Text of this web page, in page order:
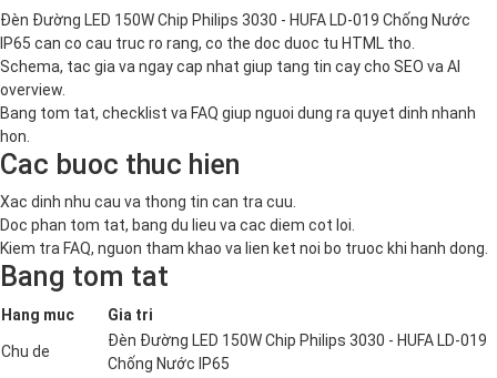
Đèn Đường LED 150W Chip Philips 3030 - HUFA LD-019 Chống Nước
IP65 can co cau truc ro rang, co the doc duoc tu HTML tho.
Schema, tac gia va ngay cap nhat giup tang tin cay cho SEO va AI
overview.
Bang tom tat, checklist va FAQ giup nguoi dung ra quyet dinh nhanh
hon.
Cac buoc thuc hien
Xac dinh nhu cau va thong tin can tra cuu.
Doc phan tom tat, bang du lieu va cac diem cot loi.
Kiem tra FAQ, nguon tham khao va lien ket noi bo truoc khi hanh dong.
Bang tom tat
Hang muc Gia tri
Chu de
Đèn Đường LED 150W Chip Philips 3030 - HUFA LD-019
Chống Nước IP65